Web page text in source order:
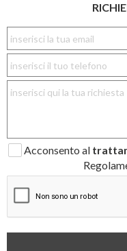
Acconsento al